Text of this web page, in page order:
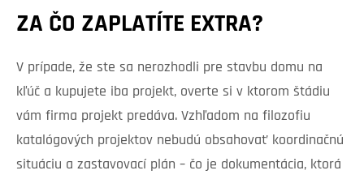
ZA ČO ZAPLATÍTE EXTRA?
V prípade, že ste sa nerozhodli pre stavbu domu na
kľúč a kupujete iba projekt, overte si v ktorom štádiu
vám firma projekt predáva. Vzhľadom na filozofiu
katalógových projektov nebudú obsahovať koordinačnú
situáciu a zastavovací plán – čo je dokumentácia, ktorá